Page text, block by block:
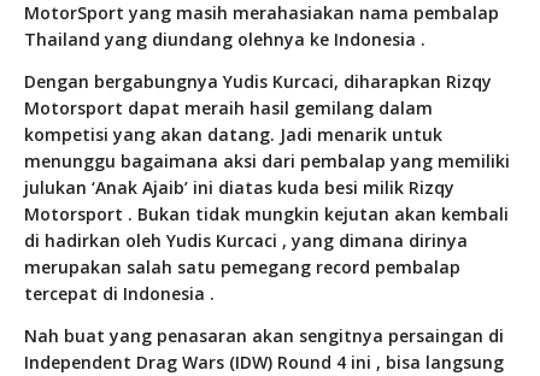
MotorSport yang masih merahasiakan nama pembalap
Thailand yang diundang olehnya ke Indonesia .
Dengan bergabungnya Yudis Kurcaci, diharapkan Rizqy
Motorsport dapat meraih hasil gemilang dalam
kompetisi yang akan datang. Jadi menarik untuk
menunggu bagaimana aksi dari pembalap yang memiliki
julukan ‘Anak Ajaib’ ini diatas kuda besi milik Rizqy
Motorsport . Bukan tidak mungkin kejutan akan kembali
di hadirkan oleh Yudis Kurcaci , yang dimana dirinya
merupakan salah satu pemegang record pembalap
tercepat di Indonesia .
Nah buat yang penasaran akan sengitnya persaingan di
Independent Drag Wars (IDW) Round 4 ini , bisa langsung